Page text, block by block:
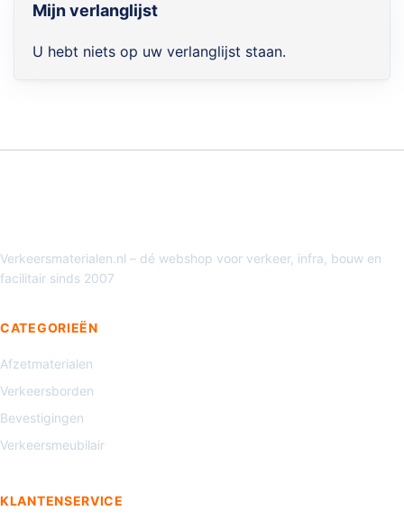
Mijn verlanglijst
U hebt niets op uw verlanglijst staan.
Verkeersmaterialen.nl – dé webshop voor verkeer, infra, bouw en
facilitair sinds 2007
CATEGORIEËN
Afzetmaterialen
Verkeersborden
Bevestigingen
Verkeersmeubilair
KLANTENSERVICE